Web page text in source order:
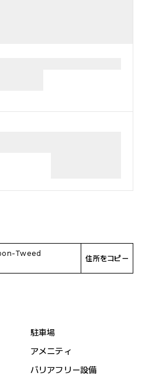
Tweed
住所をコピー
駐車場
アメニティ
バリアフリー設備